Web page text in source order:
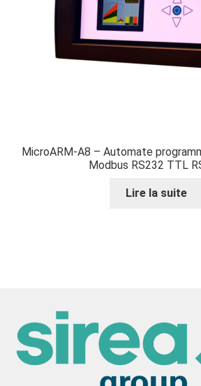
MicroARM-A8 – Automate
Modbus RS232 TTL
Lire la suite